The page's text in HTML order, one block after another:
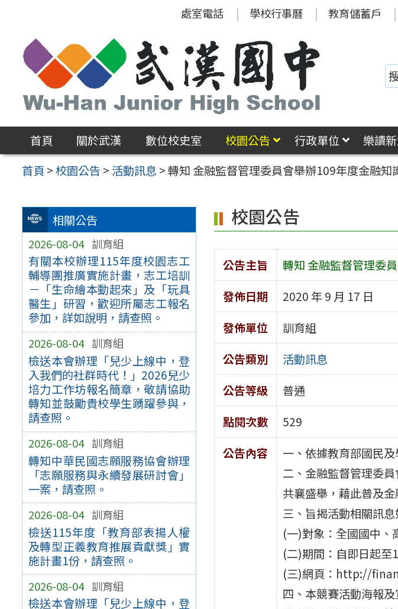
區
處室電話 學校行事曆 教育儲蓄戶
首頁 關於武漢 數位校史室 校園公告 行政單位 樂讀
首頁 >校園公告 > 活動訊息 >轉知 金融監督管理委員會舉辦109年度金融知
相關公告
2026-08-04 訓育組
有關本校辦理115年度校園志工
輔導團推廣實施計畫，志工培訓
－「生命繪本動起來」及「玩具
醫生」研習，歡迎所屬志工報名
參加，詳如說明，請查照。
2026-08-04 訓育組
檢送本會辦理「兒少上線中，登
入我們的社群時代！」2026兒少
培力工作坊報名簡章，敬請協助
轉知並鼓勵貴校學生踴躍參與，
請查照。
2026-08-04 訓育組
轉知中華民國志願服務協會辦理
「志願服務與永續發展研討會」
一案，請查照。
2026-08-04 訓育組
檢送115年度「教育部表揚人權
及轉型正義教育推展貢獻獎」實
施計畫1份，請查照。
2026-08-04 訓育組
檢送本會辦理「兒少上線中，登
校園公告
公告主旨
轉知 金融監督管理委
發佈日期
2020 年 9 月 17 日
發佈單位
訓育組
公告類別
活動訊息
公告等級
普通
點閱次數
529
公告內容
一、依據教育部國民
二、金融監督管理委
共襄盛舉，藉此普及
三、旨揭活動相關訊息
(一)對象：全國國中、
(二)期間：自即日起至
(三)網頁：http://
四、本競賽活動海報